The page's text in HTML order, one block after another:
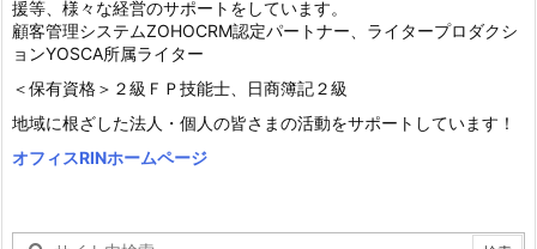
援等、様々な経営のサポートをしています。
顧客管理システムZOHOCRM認定パートナー、ライタープロダクシ
ョンYOSCA所属ライター
＜保有資格＞２級ＦＰ技能士、日商簿記２級
地域に根ざした法人・個人の皆さまの活動をサポートしています！
オフィスRINホームページ